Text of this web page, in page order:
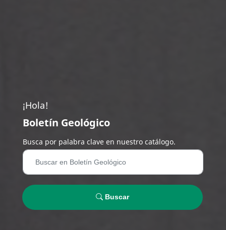
¡Hola!
Boletín Geológico
Busca por palabra clave en nuestro catálogo.
Buscar